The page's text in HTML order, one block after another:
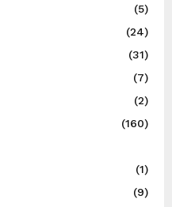
(5)
(24)
(31)
(7)
(2)
(160)
(1)
(9)